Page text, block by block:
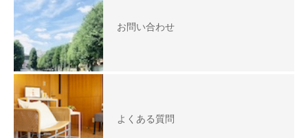
お問い合わせ
よくある質問